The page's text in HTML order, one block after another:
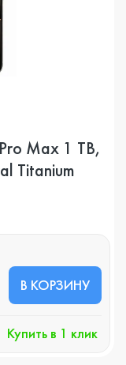
Max 1 TB,
Titanium
В КОРЗИНУ
Купить в 1 клик